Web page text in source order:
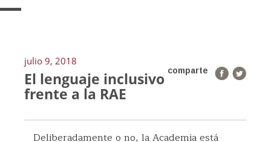
julio 9, 2018
comparte
El lenguaje inclusivo
frente a la RAE
Deliberadamente o no, la Academia está